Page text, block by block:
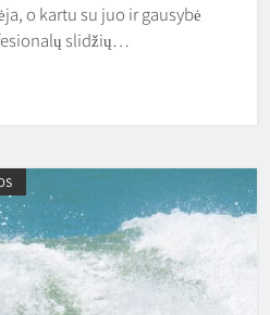
o kartu su juo ir gausybė
slidžių…